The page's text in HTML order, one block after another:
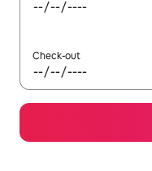
Check-out